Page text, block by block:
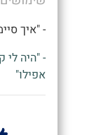
- "איך
- "היה לי
אפילו"